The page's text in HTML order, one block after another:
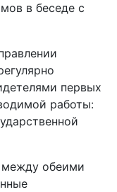
в беседе с
первых
работы:
обеими